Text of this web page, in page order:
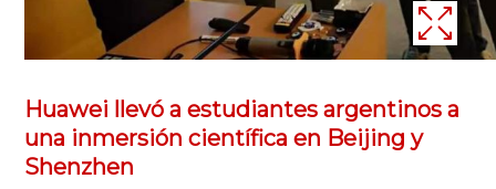
Huawei llevó a estudiantes argentinos a
una inmersión científica en Beijing y
Shenzhen